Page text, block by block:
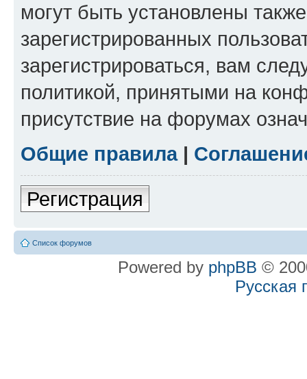
могут быть установлены
зарегистрированных
зарегистрироваться, вам
политикой, принятыми на
присутствие на форумах
Общие правила|
Регистрация
Список форумов
Powered by phpBB ©
Русская